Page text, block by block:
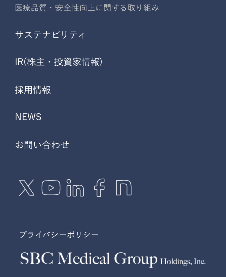
医療品質・安全性向上に関する取り組み
サステナビリティ
IR(株主・投資家情報)
採用情報
NEWS
お問い合わせ
プライバシーポリシー